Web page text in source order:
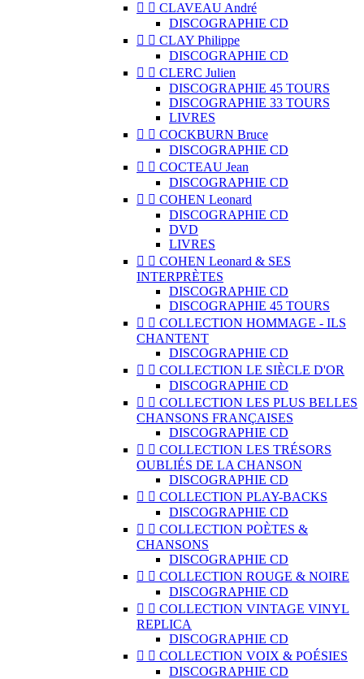
  CLAVEAU André
DISCOGRAPHIE CD
  CLAY Philippe
DISCOGRAPHIE CD
  CLERC Julien
DISCOGRAPHIE 45 TOURS
DISCOGRAPHIE 33 TOURS
LIVRES
  COCKBURN Bruce
DISCOGRAPHIE CD
  COCTEAU Jean
DISCOGRAPHIE CD
  COHEN Leonard
DISCOGRAPHIE CD
DVD
LIVRES
  COHEN Leonard & SES
INTERPRÈTES
DISCOGRAPHIE CD
DISCOGRAPHIE 45 TOURS
  COLLECTION HOMMAGE - ILS
CHANTENT
DISCOGRAPHIE CD
  COLLECTION LE SIÈCLE D'OR
DISCOGRAPHIE CD
  COLLECTION LES PLUS BELLES
CHANSONS FRANÇAISES
DISCOGRAPHIE CD
  COLLECTION LES TRÉSORS
OUBLIÉS DE LA CHANSON
DISCOGRAPHIE CD
  COLLECTION PLAY-BACKS
DISCOGRAPHIE CD
  COLLECTION POÈTES &
CHANSONS
DISCOGRAPHIE CD
  COLLECTION ROUGE & NOIRE
DISCOGRAPHIE CD
  COLLECTION VINTAGE VINYL
REPLICA
DISCOGRAPHIE CD
  COLLECTION VOIX & POÉSIES
DISCOGRAPHIE CD